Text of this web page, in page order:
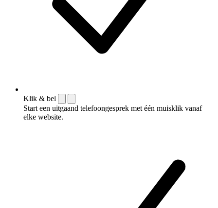
Klik & bel
Start een uitgaand telefoongesprek met één muisklik vanaf
elke website.